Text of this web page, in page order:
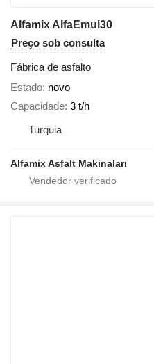
Alfamix AlfaEmul30
Preço sob consulta
Fábrica de asfalto
Estado novo
Capacidade 3 t/h
Turquia
Alfamix Asfalt Makinaları